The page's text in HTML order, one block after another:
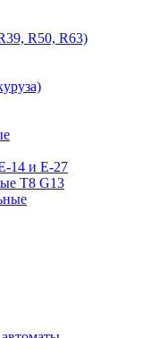
R50, R63)
14 и Е-27
T8 G13